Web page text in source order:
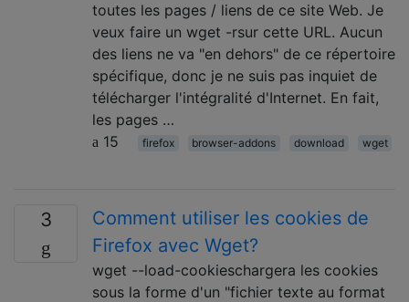
toutes les pages / liens de ce site Web. Je
veux faire un wget -rsur cette URL. Aucun
des liens ne va "en dehors" de ce répertoire
spécifique, donc je ne suis pas inquiet de
télécharger l'intégralité d'Internet. En fait,
les pages …
15
firefox browser-addons download wget
3
Comment utiliser les cookies de
Firefox avec Wget?
wget --load-cookieschargera les cookies
sous la forme d'un "fichier texte au format